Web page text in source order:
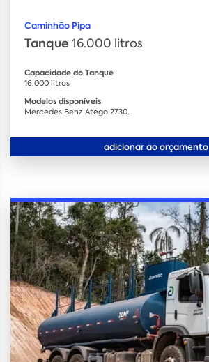
Caminhão Pipa
Tanque 16.000 litros
Capacidade do Tanque
16.000 litros
Modelos disponíveis
Mercedes Benz Atego 2730.
adicionar ao orçamento